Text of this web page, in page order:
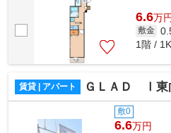
6.6万円
敷金
1階 /
賃貸 | アパート ＧＬＡＤ Ⅰ東
敷0
6.6万円